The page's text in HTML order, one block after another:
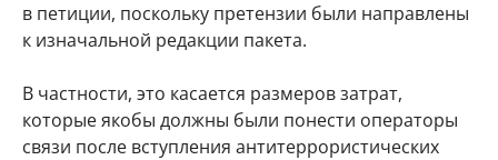
в петиции, поскольку претензии были направлены
к изначальной редакции пакета.
В частности, это касается размеров затрат,
которые якобы должны были понести операторы
связи после вступления антитеррористических